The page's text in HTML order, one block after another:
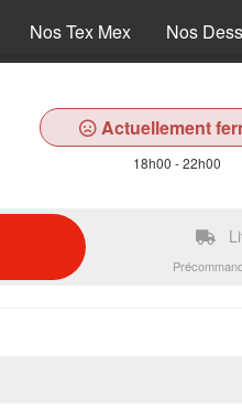
Nos Tex Mex Nos
Actuellement
18h00 - 22h00